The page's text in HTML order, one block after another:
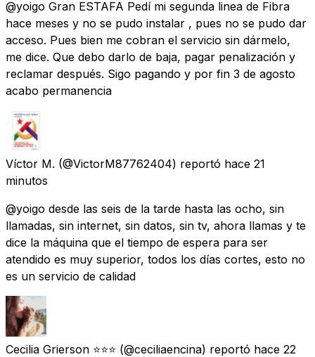
@yoigo Gran ESTAFA Pedí mi segunda linea de Fibra
hace meses y no se pudo instalar , pues no se pudo dar
acceso. Pues bien me cobran el servicio sin dármelo,
me dice. Que debo darlo de baja, pagar penalización y
reclamar después. Sigo pagando y por fin 3 de agosto
acabo permanencia
Víctor M. (@VictorM87762404) reportó hace 21
minutos
@yoigo desde las seis de la tarde hasta las ocho, sin
llamadas, sin internet, sin datos, sin tv, ahora llamas y te
dice la máquina que el tiempo de espera para ser
atendido es muy superior, todos los días cortes, esto no
es un servicio de calidad
Cecilia Grierson ⭐️⭐️⭐️ (@ceciliaencina) reportó hace 22